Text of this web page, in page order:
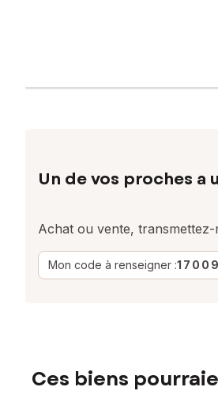
Un de vos proches
Achat ou vente, transmettez-
Mon code à renseigner :
Ces biens